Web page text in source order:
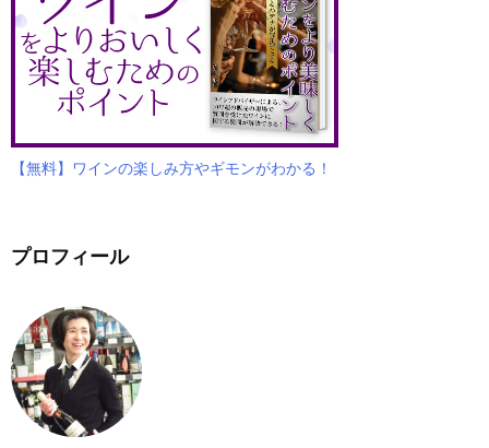
【無料】ワインの楽しみ方やギモンがわかる！
プロフィール